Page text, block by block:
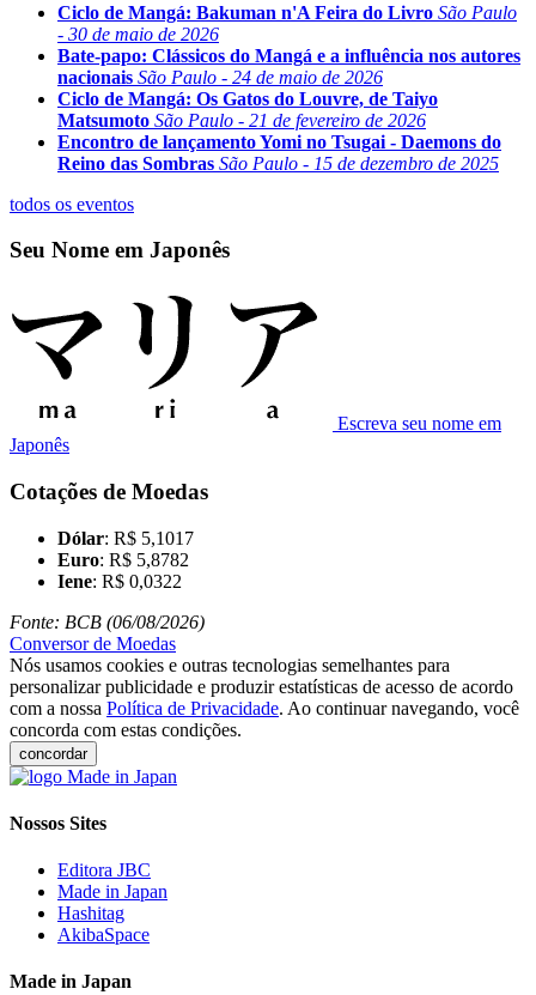
Ciclo de Mangá: Bakuman n'A Feira do Livro São Paulo
- 30 de maio de 2026
Bate-papo: Clássicos do Mangá e a influência nos autores
nacionais São Paulo - 24 de maio de 2026
Ciclo de Mangá: Os Gatos do Louvre, de Taiyo
Matsumoto São Paulo - 21 de fevereiro de 2026
Encontro de lançamento Yomi no Tsugai - Daemons do
Reino das Sombras São Paulo - 15 de dezembro de 2025
todos os eventos
Seu Nome em Japonês
Escreva seu nome em
Japonês
Cotações de Moedas
Dólar: R$ 5,1017
Euro: R$ 5,8782
Iene: R$ 0,0322
Fonte: BCB (06/08/2026)
Conversor de Moedas
Nós usamos cookies e outras tecnologias semelhantes para
personalizar publicidade e produzir estatísticas de acesso de acordo
com a nossa Política de Privacidade. Ao continuar navegando, você
concorda com estas condições.
concordar
Nossos Sites
Editora JBC
Made in Japan
Hashitag
AkibaSpace
Made in Japan